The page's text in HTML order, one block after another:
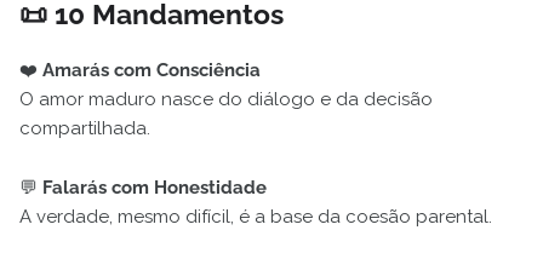
📜 10 Mandamentos
❤️ Amarás com Consciência
O amor maduro nasce do diálogo e da decisão
compartilhada.
💬 Falarás com Honestidade
A verdade, mesmo difícil, é a base da coesão parental.